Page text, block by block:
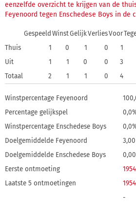
eenzelfde overzicht te krijgen van de
Feyenoord tegen Enschedese Boys in de
Gespeeld WinstGelijkVerliesVoor
Thuis
1 0 1 0 1
Uit
1 1 0 0 3
Totaal
2 1 1 0 4
Winstpercentage Feyenoord
Percentage gelijkspel
Winstpercentage Enschedese Boys
Doelgemiddelde Feyenoord
3,00
Doelgemiddelde Enschedese Boys
0,00
Eerste ontmoeting
Laatste 5 ontmoetingen
-